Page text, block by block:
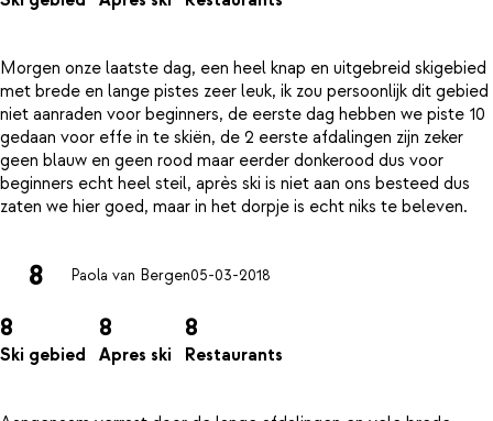
Morgen onze laatste dag, een heel knap en uitgebreid skigebied
met brede en lange pistes zeer leuk, ik zou persoonlijk dit gebied
niet aanraden voor beginners, de eerste dag hebben we piste 10
gedaan voor effe in te skiën, de 2 eerste afdalingen zijn zeker
geen blauw en geen rood maar eerder donkerood dus voor
beginners echt heel steil, après ski is niet aan ons besteed dus
8 Paola van Bergen05-03-2018
8
Ski gebied
8
Apres ski
8
Restaurants